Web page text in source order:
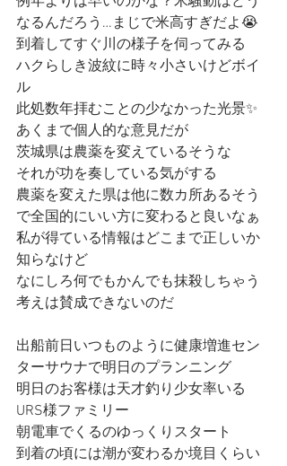
なるんだろう…まじで米高すぎだよ😭
到着してすぐ川の様子を伺ってみる
ハクらしき波紋に時々小さいけどボイ
ル
此処数年拝むことの少なかった光景✨
あくまで個人的な意見だが
茨城県は農薬を変えているそうな
それが功を奏している気がする
農薬を変えた県は他に数カ所あるそう
で全国的にいい方に変わると良いなぁ
私が得ている情報はどこまで正しいか
知らなけど
なにしろ何でもかんでも抹殺しちゃう
考えは賛成できないのだ
出船前日いつものように健康増進セン
ターサウナで明日のプランニング
明日のお客様は天才釣り少女率いる
URS様ファミリー
朝電車でくるのゆっくりスタート
到着の頃には潮が変わるか境目くらい